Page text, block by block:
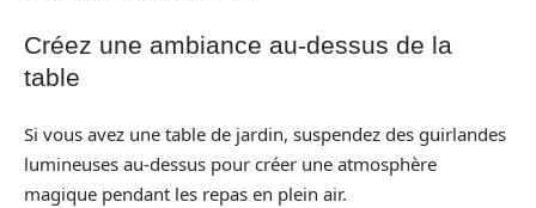
Créez une ambiance au-dessus de la
table
Si vous avez une table de jardin, suspendez des guirlandes
lumineuses au-dessus pour créer une atmosphère
magique pendant les repas en plein air.